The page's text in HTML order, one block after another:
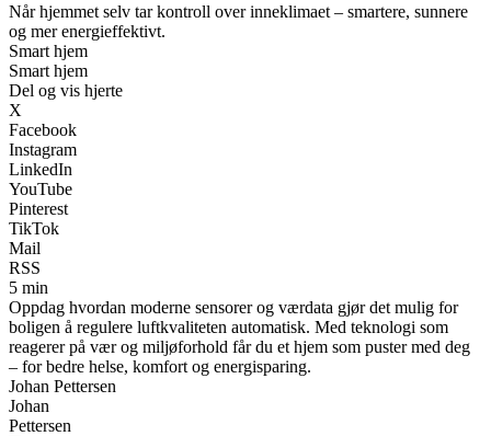
Når hjemmet selv tar kontroll over inneklimaet – smartere, sunnere
og mer energieffektivt.
Smart hjem
Smart hjem
Del og vis hjerte
X
Facebook
Instagram
LinkedIn
YouTube
Pinterest
TikTok
Mail
RSS
5 min
Oppdag hvordan moderne sensorer og værdata gjør det mulig for
boligen å regulere luftkvaliteten automatisk. Med teknologi som
reagerer på vær og miljøforhold får du et hjem som puster med deg
– for bedre helse, komfort og energisparing.
Johan Pettersen
Johan
Pettersen